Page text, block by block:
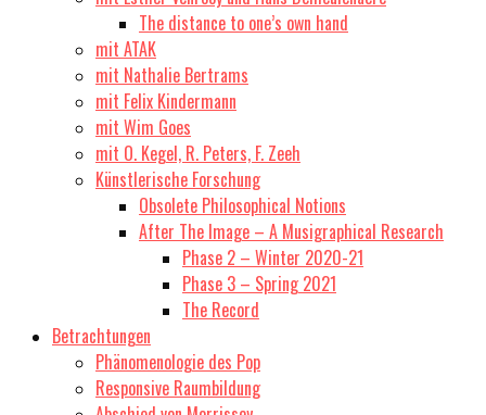
The distance to one’s own hand
mit ATAK
mit Nathalie Bertrams
mit Felix Kindermann
mit Wim Goes
mit O. Kegel, R. Peters, F. Zeeh
Künstlerische Forschung
Obsolete Philosophical Notions
After The Image – A Musigraphical Research
Phase 2 – Winter 2020-21
Phase 3 – Spring 2021
The Record
Betrachtungen
Phänomenologie des Pop
Responsive Raumbildung